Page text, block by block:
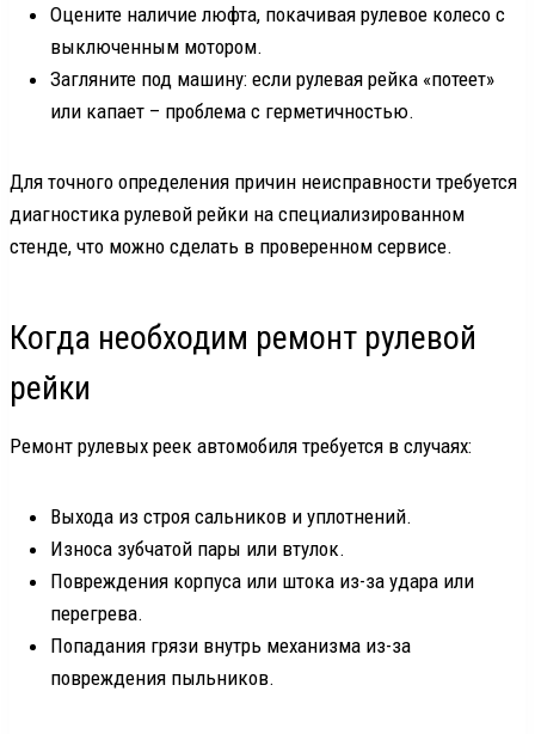
Оцените наличие люфта, покачивая рулевое колесо с
выключенным мотором.
Загляните под машину: если рулевая рейка «потеет»
или капает – проблема с герметичностью.
Для точного определения причин неисправности требуется
диагностика рулевой рейки на специализированном
стенде, что можно сделать в проверенном сервисе.
Когда необходим ремонт рулевой
рейки
Ремонт рулевых реек автомобиля требуется в случаях:
Выхода из строя сальников и уплотнений.
Износа зубчатой пары или втулок.
Повреждения корпуса или штока из-за удара или
перегрева.
Попадания грязи внутрь механизма из-за
повреждения пыльников.